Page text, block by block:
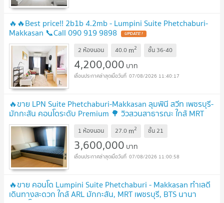
🔥🔥Best price!! 2b1b 4.2mb - Lumpini Suite Phetchaburi-
Makkasan 📞Call 090 919 9898
2 ห้องนอน 40.0 m2 ชั้น 36-40
4,200,000 บาท
07/08/2026 11:40:17
🔥ขาย LPN Suite Phetchaburi-Makkasan ลุมพินี สวีท เพชรบุรี-
มักกะสัน คอนโดระดับ Premium 🌳 วิวสวนสาธารณะ ใกล้ MRT
และ Airport Rail Link
1 ห้องนอน 27.0 m2 ชั้น21
3,600,000 บาท
07/08/2026 11:00:58
🔥ขาย คอนโด Lumpini Suite Phetchaburi - Makkasan ทำเลดี
เดินทางสะดวก ใกล้ ARL มักกะสัน, MRT เพชรบุรี, BTS นานา